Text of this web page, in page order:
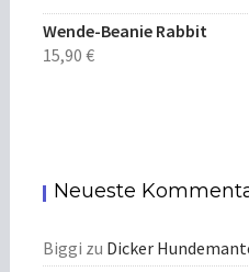
Wende-Beanie Rabbit
15,90€
Neueste
Biggi zu Dicker